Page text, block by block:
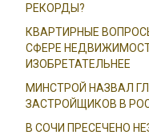
РЕКОРДЫ?
КВАРТИРНЫЕ
СФЕРЕ
ИЗОБРЕТАТЕЛЬНЕЕ
МИНСТРОЙ НАЗВАЛ
ЗАСТРОЙЩИКОВ В
В СОЧИ ПРЕСЕЧЕНО